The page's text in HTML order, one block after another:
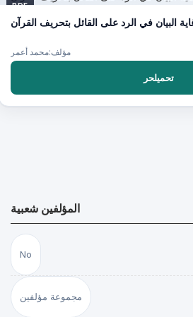
PDF
البيان في الرد على القائل بتحريف القرآن
مؤلف:محمد أعمر
تحميلحر
المؤلفين شعبية
No
مجموعة مؤلفين